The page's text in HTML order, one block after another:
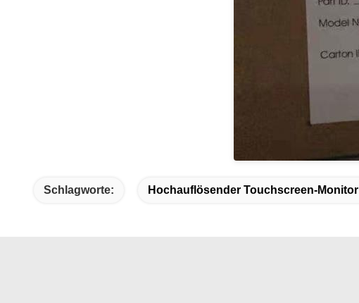
Schlagworte: Hochauflösender Touchscreen-Monitor